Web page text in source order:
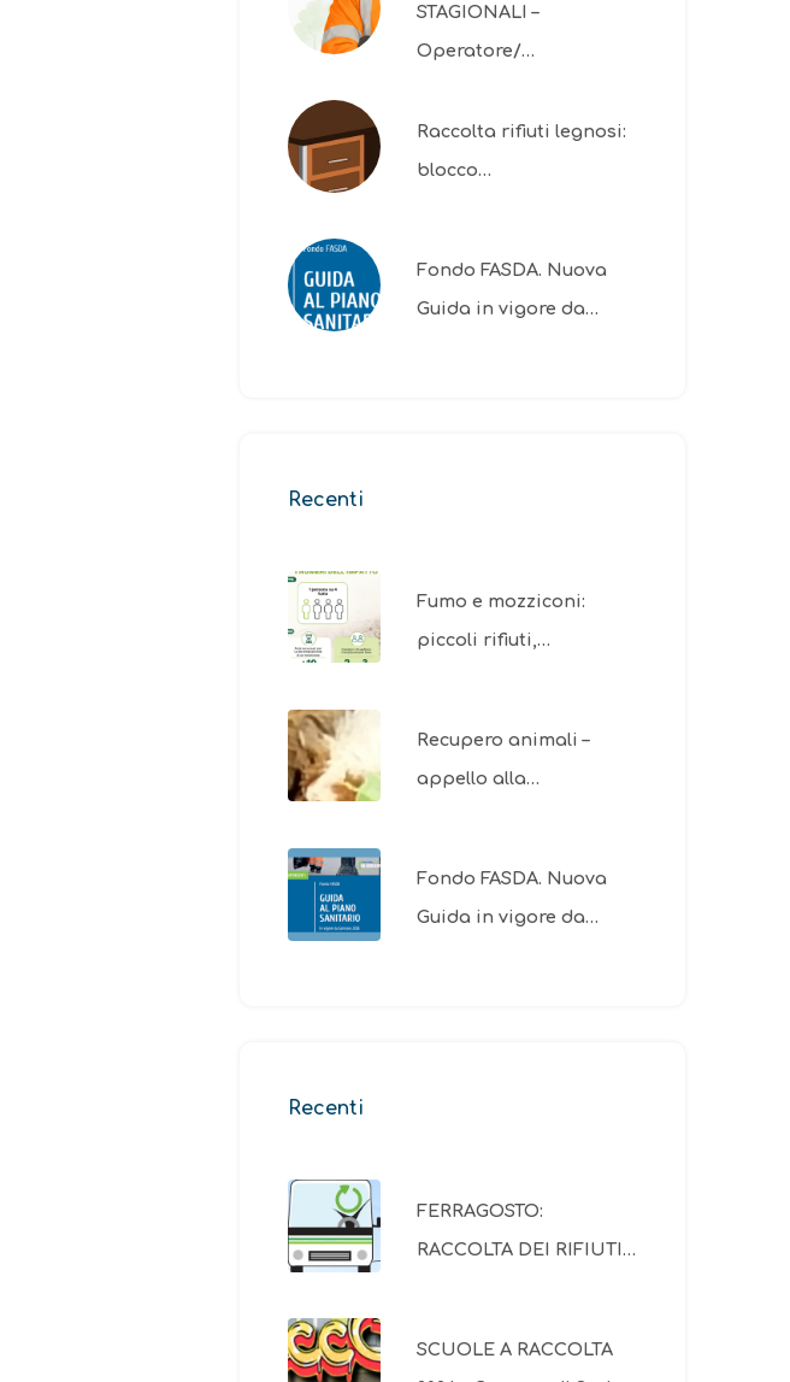
STAGIONALI –
Operatore/…
Raccolta rifiuti legnosi:
blocco…
Fondo FASDA. Nuova
Guida in vigore da…
Recenti
Fumo e mozziconi:
piccoli rifiuti,…
Recupero animali –
appello alla…
Fondo FASDA. Nuova
Guida in vigore da…
Recenti
FERRAGOSTO:
RACCOLTA DEI RIFIUTI…
SCUOLE A RACCOLTA